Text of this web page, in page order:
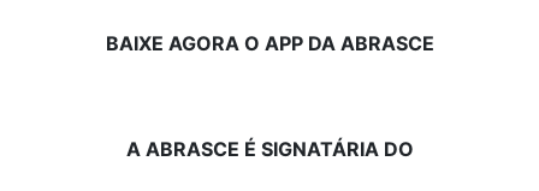
BAIXE AGORA O APP DA ABRASCE
A ABRASCE É SIGNATÁRIA DO